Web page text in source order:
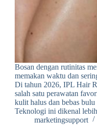
Bosan dengan rutinitas
memakan waktu dan
Di tahun 2026, IPL Hair
salah satu perawatan
kulit halus dan bebas
Teknologi ini dikenal
marketingsupport